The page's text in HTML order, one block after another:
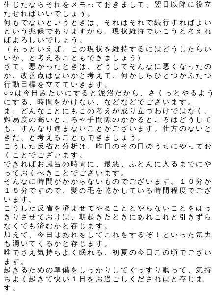
生じたならそれをメモっておきまして、翌日以降に役立
たせればいいでしょう。
何もでないというときは、それはそれで続行すればよい
という兆候でありますから、現状維持でいこうと考えれ
ばよろしいでしょう。
（もっといえば、この現状を維持するにはどうしたらい
いか、と考えることもできましょう）
さて、悪かったときは、どうしてそんなに悪くなったの
か、改善点はないかと考えて、何かしらひとつかふたつ
行動目標を立てていきます。
○○は今日みたいにすると泥沼だから、さくっとやるよう
にする、時間をかけない、などなどでございます。
ま、どんなことにもこの考えが成り立つわけではなく、
難易度の高いところや手間隙のかかるところはどうして
も、すんなり進まないことがございます。仕方のないと
きだ、と考えることもできましょう。
こうした反省と分析は、昨日のその日のうちにやってお
くことでございます。
できればお風呂の時間に、最悪、ふとんに入るまでにや
っておくべきことでございます。
そんなに時間がかからないものでございます。１０分か
１５分ですので、髪の毛を乾かしている時間程度でござ
います。
こうした反省を済ませてやることとやらないことをはっ
きりさせておけば、朝起きたときにあれこれと引きずら
なくても済むかと存じます。
加えて、今日はあれをしてこれをするぞ！といった気力
も湧いてくるかと存じます。
唯でさえ気持ちよく眠れる、初夏の今日この頃でござい
ます。
起きるための準備をしっかりしてぐっすり眠って、気持
ちよく起きて快い１日をお過ごしくださればと存じま
す。